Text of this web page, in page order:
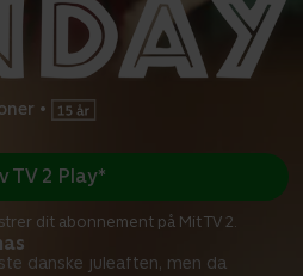
•
danske juleaften, men da
TV 2 Play*
dit abonnement på Mit TV 2.